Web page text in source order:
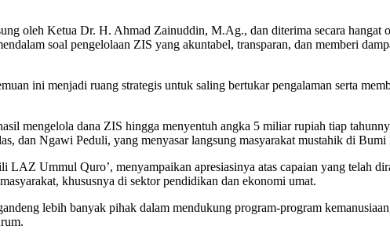
oleh Ketua Dr. H. Ahmad Zainuddin, M.Ag., dan diterima secara
soal pengelolaan ZIS yang akuntabel, transparan, dan memberi
ini menjadi ruang strategis untuk saling bertukar pengalaman serta
mengelola dana ZIS hingga menyentuh angka 5 miliar rupiah tiap
dan Ngawi Peduli, yang menyasar langsung masyarakat mustahik di
LAZ Ummul Quro’, menyampaikan apresiasinya atas capaian yang telah
khususnya di sektor pendidikan dan ekonomi umat.
lebih banyak pihak dalam mendukung program-program